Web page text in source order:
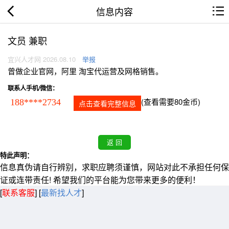
信息内容
文员 兼职
宜兴人才网 2026.08.10 举报
曾做企业官网，阿里 淘宝代运营及网格销售。
联系人手机/微信：
188****2734 点击查看完整信息 (查看需要80金币)
特此声明：
信息真伪请自行辨别，求职应聘须谨慎，网站对此不承担任何保
证或连带责任! 希望我们的平台能为您带来更多的便利！
[联系客服] [最新找人才]